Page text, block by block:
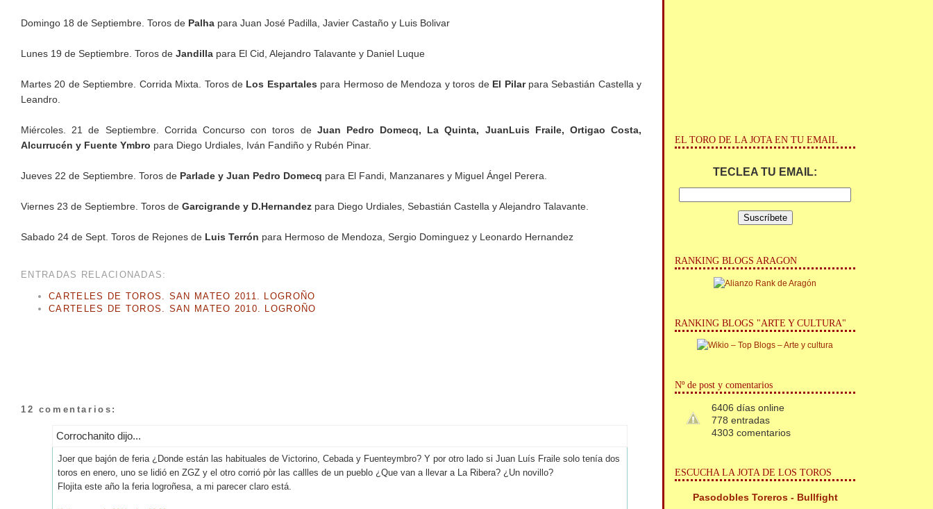
Domingo 18 de Septiembre. Toros de Palha para Juan José Padilla, Javier Castaño y Luis Bolivar
Lunes 19 de Septiembre. Toros de Jandilla para El Cid, Alejandro Talavante y Daniel Luque
Martes 20 de Septiembre. Corrida Mixta. Toros de Los Espartales para Hermoso de Mendoza y toros de El Pilarpara Sebastián Castella y
Leandro.
Miércoles. 21 de Septiembre. Corrida Concurso con toros de Juan Pedro Domecq, La Quinta, JuanLuis Fraile, Ortigao Costa,
Alcurrucén y Fuente Ymbro para Diego Urdiales, Iván Fandiño y Rubén Pinar.
Jueves 22 de Septiembre. Toros de Parlade y Juan Pedro Domecq para El Fandi, Manzanares y Miguel Ángel Perera.
Viernes 23 de Septiembre. Toros de Garcigrande y D.Hernandez para Diego Urdiales, Sebastián Castella y Alejandro Talavante.
Sabado 24 de Sept. Toros de Rejones de Luis Terrón para Hermoso de Mendoza, Sergio Dominguez y Leonardo Hernandez
ENTRADAS RELACIONADAS:
CARTELES DE TOROS. SAN MATEO 2011. LOGROÑO
CARTELES DE TOROS. SAN MATEO 2010. LOGROÑO
12 comentarios:
Corrochanito dijo...
Joer que bajón de feria ¿Donde están las habituales de Victorino, Cebada y Fuenteymbro? Y por otro lado si Juan Luís Fraile solo tenía dos
toros en enero, uno se lidió en ZGZ y el otro corrió pòr las callles de un pueblo ¿Que van a llevar a La Ribera? ¿Un novillo?
Flojita este año la feria logroñesa, a mi parecer claro está.
EL TORO DE LA JOTA EN TU EMAIL
TECLEA TU EMAIL:
RANKING BLOGS ARAGON
RANKING BLOGS "ARTE Y CULTURA"
Nº de post y comentarios
6406 días online
778 entradas
4303 comentarios
ESCUCHA LA JOTA DE LOS TOROS
Pasodobles Toreros - Bullfight